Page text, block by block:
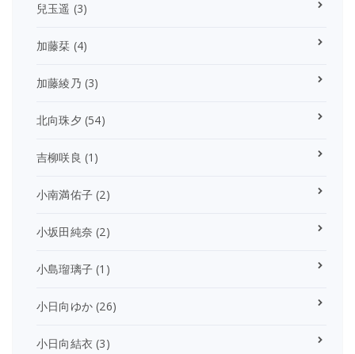
兒玉遥 (3)
加藤栞 (4)
加藤綾乃 (3)
北向珠夕 (54)
吉柳咲良 (1)
小南満佑子 (2)
小坂田純奈 (2)
小島瑠璃子 (1)
小日向ゆか (26)
小日向結衣 (3)